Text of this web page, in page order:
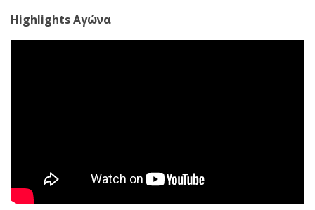
Highlights Αγώνα